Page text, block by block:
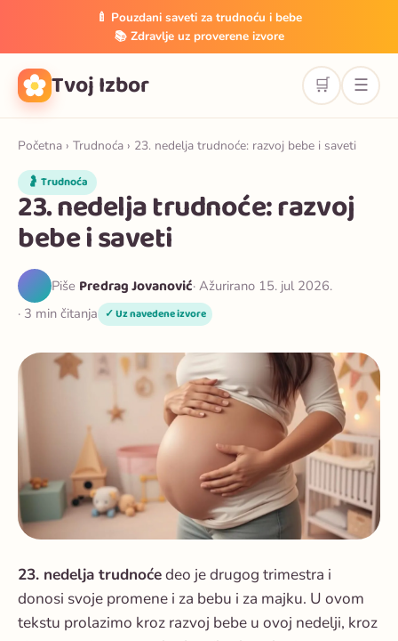
🍼 Pouzdani saveti za trudnoću i bebe
📚 Zdravlje uz proverene izvore
Tvoj Izbor 🛒 ☰
Početna › Trudnoća › 23. nedelja trudnoće: razvoj bebe i saveti
🤰 Trudnoća
23. nedelja trudnoće: razvoj
bebe i saveti
Piše Predrag Jovanović· Ažurirano 15. jul 2026.
· 3 min čitanja ✓ Uz navedene izvore
23. nedelja trudnoćedeo je drugog trimestra i
donosi svoje promene i za bebu i za majku. U ovom
tekstu prolazimo kroz razvoj bebe u ovoj nedelji, kroz